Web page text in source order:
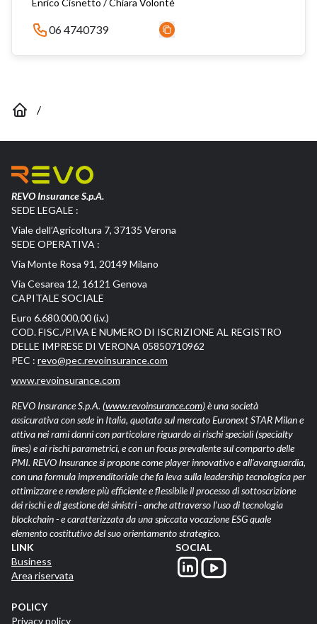
Enrico Cisnetto / Chiara Volontè
06 4740739
/
REVO Insurance S.p.A.
SEDE LEGALE :
Viale dell’Agricoltura 7, 37135 Verona
SEDE OPERATIVA :
Via Monte Rosa 91, 20149 Milano
Via Cesarea 12, 16121 Genova
CAPITALE SOCIALE
Euro 6.680.000,00 (i.v.)
COD. FISC./P.IVA E NUMERO DI ISCRIZIONE AL REGISTRO
DELLE IMPRESE DI VERONA 05850710962
PEC : revo@pec.revoinsurance.com
www.revoinsurance.com
REVO Insurance S.p.A. (www.revoinsurance.com)è una società
assicurativa con sede in Italia, quotata sul mercato Euronext STAR Milan e
attiva nei rami danni con particolare riguardo ai rischi speciali (specialty
lines) e ai rischi parametrici, e con un focus prevalente sul comparto delle
PMI. REVO Insurance si propone come player innovativo e all’avanguardia,
con una formula imprenditoriale che fa leva sulla leadership tecnologica per
ottimizzare e rendere più efficiente e flessibile il processo di sottoscrizione
dei rischi e di gestione dei sinistri - anche attraverso l’uso di tecnologia
blockchain - e caratterizzata da una spiccata vocazione ESG quale
elemento costitutivo del suo orientamento strategico.
LINK
Business
Area riservata
POLICY
Privacy policy
SOCIAL